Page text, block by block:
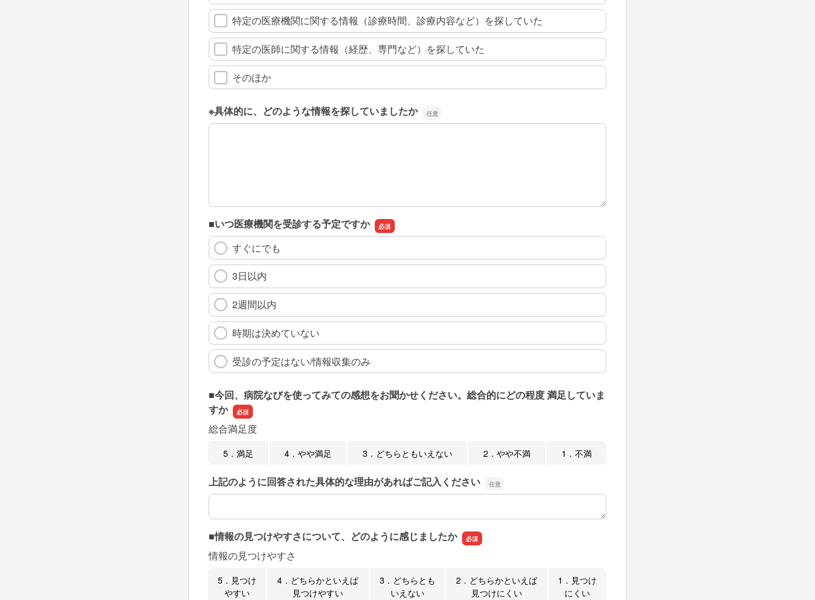
特定の医療機関に関する情報（診療時間、診療内容など）を探していた
特定の医師に関する情報（経歴、専門など）を探していた
そのほか
※具体的に、どのような情報を探していましたか
※具体的に、どのような情報を探していましたか
■いつ医療機関を受診する予定ですか
すぐにでも
3日以内
2週間以内
時期は決めていない
受診の予定はない/情報収集のみ
■今回、病院なびを使ってみての感想をお聞かせください。総合的にどの程度 満足していま
すか
総合満足度
5．満足 4．やや満足 3．どちらともいえない 2．やや不満 1．不満
上記のように回答された具体的な理由があればご記入ください
上記のように回答された具体的な理由があればご記入ください
■情報の見つけやすさについて、どのように感じましたか
情報の見つけやすさ
5．見つけ
やすい
4．どちらかといえば
見つけやすい
3．どちらとも
いえない
2．どちらかといえば
見つけにくい
1．見つけ
にくい